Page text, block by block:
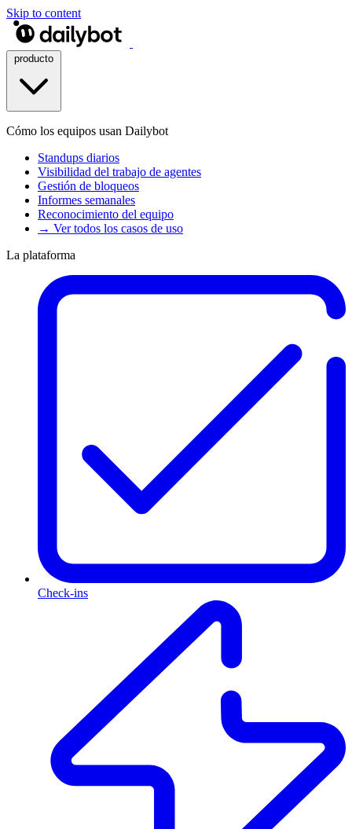
Skip to content
Cómo los equipos usan Dailybot
Standups diarios
Visibilidad del trabajo de agentes
Gestión de bloqueos
Informes semanales
Reconocimiento del equipo
→ Ver todos los casos de uso
La plataforma
Check-ins